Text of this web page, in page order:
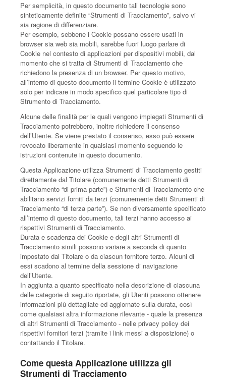
Per semplicità, in questo documento tali tecnologie sono
sinteticamente definite “Strumenti di Tracciamento”, salvo vi
sia ragione di differenziare.
Per esempio, sebbene i Cookie possano essere usati in
browser sia web sia mobili, sarebbe fuori luogo parlare di
Cookie nel contesto di applicazioni per dispositivi mobili, dal
momento che si tratta di Strumenti di Tracciamento che
richiedono la presenza di un browser. Per questo motivo,
all’interno di questo documento il termine Cookie è utilizzato
solo per indicare in modo specifico quel particolare tipo di
Strumento di Tracciamento.
Alcune delle finalità per le quali vengono impiegati Strumenti di
Tracciamento potrebbero, inoltre richiedere il consenso
dell’Utente. Se viene prestato il consenso, esso può essere
revocato liberamente in qualsiasi momento seguendo le
istruzioni contenute in questo documento.
Questa Applicazione utilizza Strumenti di Tracciamento gestiti
direttamente dal Titolare (comunemente detti Strumenti di
Tracciamento “di prima parte”) e Strumenti di Tracciamento che
abilitano servizi forniti da terzi (comunemente detti Strumenti di
Tracciamento “di terza parte”). Se non diversamente specificato
all’interno di questo documento, tali terzi hanno accesso ai
rispettivi Strumenti di Tracciamento.
Durata e scadenza dei Cookie e degli altri Strumenti di
Tracciamento simili possono variare a seconda di quanto
impostato dal Titolare o da ciascun fornitore terzo. Alcuni di
essi scadono al termine della sessione di navigazione
dell’Utente.
In aggiunta a quanto specificato nella descrizione di ciascuna
delle categorie di seguito riportate, gli Utenti possono ottenere
informazioni più dettagliate ed aggiornate sulla durata, così
come qualsiasi altra informazione rilevante - quale la presenza
di altri Strumenti di Tracciamento - nelle privacy policy dei
rispettivi fornitori terzi (tramite i link messi a disposizione) o
contattando il Titolare.
Come questa Applicazione utilizza gli
Strumenti di Tracciamento